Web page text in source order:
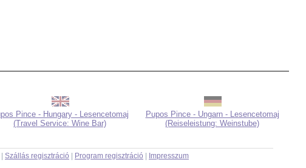
Pince - Hungary - Lesencetomaj
(Travel Service: Wine Bar)
Pupos Pince - Ungarn - Lesencetomaj
(Reiseleistung: Weinstube)
Szállás regisztráció Program regisztráció Impresszum